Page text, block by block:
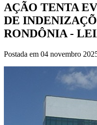
AÇÃO TENTA
DE
RONDÔNIA -
Postada em 04 novembro